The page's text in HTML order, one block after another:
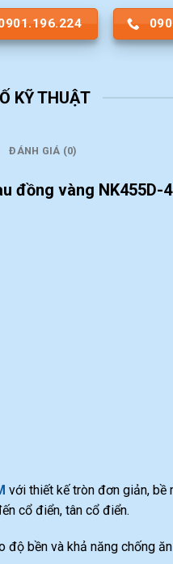
KỸ THUẬT
ĐÁNH GIÁ (0)
đồng vàng NK455D-
với thiết kế tròn đơn giản,
cổ điển, tân cổ điển.
bền và khả năng chống